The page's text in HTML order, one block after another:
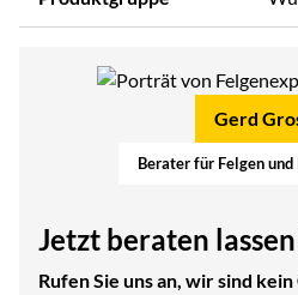
Gerd
Berater für Felgen
Jetzt beraten
Rufen Sie uns an, wir sind